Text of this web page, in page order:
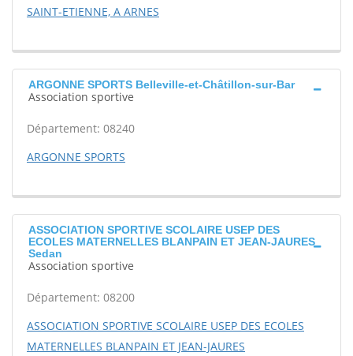
SAINT-ETIENNE, A ARNES
ARGONNE SPORTS Belleville-et-Châtillon-sur-Bar
Association sportive
Département: 08240
ARGONNE SPORTS
ASSOCIATION SPORTIVE SCOLAIRE USEP DES
ECOLES MATERNELLES BLANPAIN ET JEAN-JAURES
Sedan
Association sportive
Département: 08200
ASSOCIATION SPORTIVE SCOLAIRE USEP DES ECOLES
MATERNELLES BLANPAIN ET JEAN-JAURES